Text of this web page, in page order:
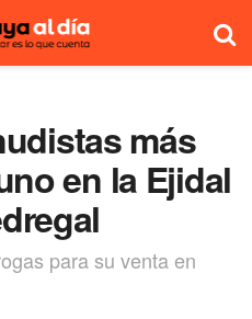
más
en la Ejidal
para su venta en